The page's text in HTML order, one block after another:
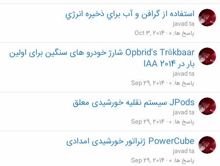
استفاده از گرافن و آب براي ذخيره انرژي
javad ta
پاسخ ها 0
Oct 3, 2014
Opbrid's Trůkbaar شارژ خودرو های سنگین برای اولین
بار در IAA 2014
javad ta
پاسخ ها 0
Sep 29, 2014
JPods سیستم نقلیه خورشیدی معلق
javad ta
پاسخ ها 0
Sep 29, 2014
PowerCube ژنراتور خورشیدی امدادی
javad ta
پاسخ ها 0
Sep 29, 2014